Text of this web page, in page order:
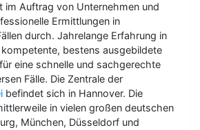
im Auftrag von Unternehmen und
Ermittlungen in
durch. Jahrelange Erfahrung in
bestens ausgebildete
eine schnelle und sachgerechte
Fälle. Die Zentrale der
befindet sich in Hannover. Die
in vielen großen deutschen
München, Düsseldorf und